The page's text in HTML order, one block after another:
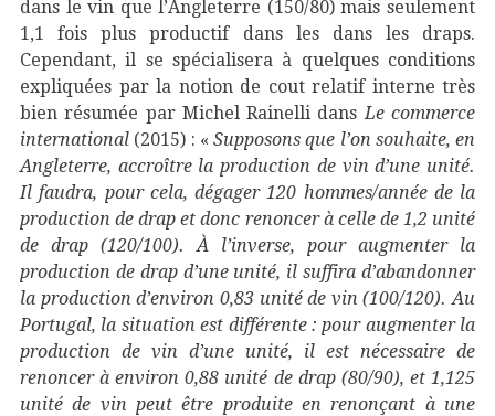
dans le vin que l’Angleterre (150/80) mais seulement
1,1 fois plus productif dans les dans les draps.
Cependant, il se spécialisera à quelques conditions
expliquées par la notion de cout relatif interne très
bien résumée par Michel Rainelli dans Le commerce
international (2015) : « Supposons que l’on souhaite, en
Angleterre, accroître la production de vin d’une unité.
Il faudra, pour cela, dégager 120 hommes/année de la
production de drap et donc renoncer à celle de 1,2 unité
de drap (120/100). À l’inverse, pour augmenter la
production de drap d’une unité, il suffira d’abandonner
la production d’environ 0,83 unité de vin (100/120). Au
Portugal, la situation est différente : pour augmenter la
production de vin d’une unité, il est nécessaire de
renoncer à environ 0,88 unité de drap (80/90), et 1,125
unité de vin peut être produite en renonçant à une